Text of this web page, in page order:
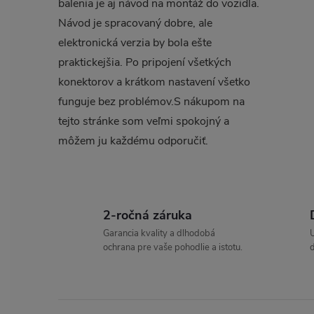
balenia je aj návod na montáž do vozidla.
Návod je spracovaný dobre, ale
elektronická verzia by bola ešte
praktickejšia. Po pripojení všetkých
konektorov a krátkom nastavení všetko
funguje bez problémov.S nákupom na
tejto stránke som veľmi spokojný a
môžem ju každému odporučiť.
i
2-ročná záruka
Garancia kvality a dlhodobá
ochrana pre vaše pohodlie a istotu.